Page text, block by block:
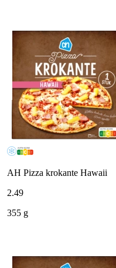
AH Pizza krokante Hawaii
2.49
355 g